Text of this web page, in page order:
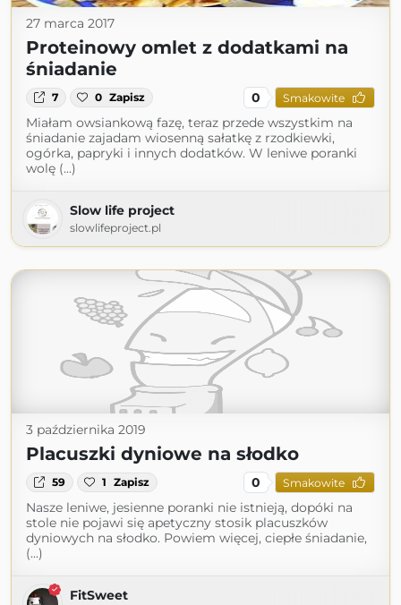
27 marca 2017
Proteinowy omlet z dodatkami na
śniadanie
7 0 Zapisz 0 Smakowite
Miałam owsiankową fazę, teraz przede wszystkim na
śniadanie zajadam wiosenną sałatkę z rzodkiewki,
ogórka, papryki i innych dodatków. W leniwe poranki
wolę (...)
Slow life project
slowlifeproject.pl
3 października 2019
Placuszki dyniowe na słodko
59 1 Zapisz 0 Smakowite
Nasze leniwe, jesienne poranki nie istnieją, dopóki na
stole nie pojawi się apetyczny stosik placuszków
dyniowych na słodko. Powiem więcej, ciepłe śniadanie,
(...)
FitSweet